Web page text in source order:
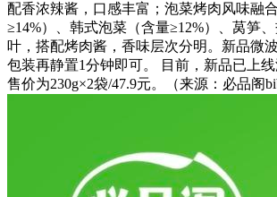
配香浓辣酱，口感丰富；泡菜烤肉风味融
≥14%）、韩式泡菜（含量≥12%）、莴笋
叶，搭配烤肉酱，香味层次分明。新品微
包装再静置1分钟即可。 目前，新品已上线
售价为230g×2袋/47.9元。（来源：必品阁